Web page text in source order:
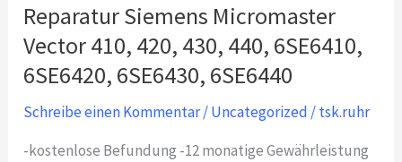
Reparatur Siemens Micromaster
Vector 410, 420, 430, 440, 6SE6410,
6SE6420, 6SE6430, 6SE6440
Schreibe einen Kommentar/Uncategorized /tsk.ruhr
-kostenlose Befundung -12 monatige Gewährleistung